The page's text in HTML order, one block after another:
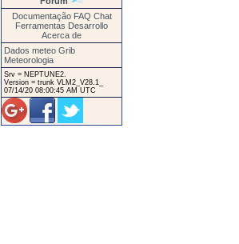
Documentação FAQ Chat
Ferramentas Desarrollo
Acerca de
Dados meteo Grib
Meteorologia
Srv = NEPTUNE2.
Version = trunk VLM2_V28.1_
07/14/20 08:00:45 AM UTC